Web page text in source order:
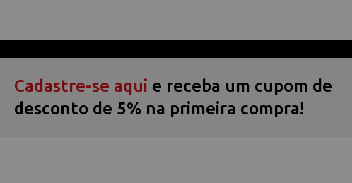
Cadastre-se aqui e receba um cupom de
desconto de 5% na primeira compra!